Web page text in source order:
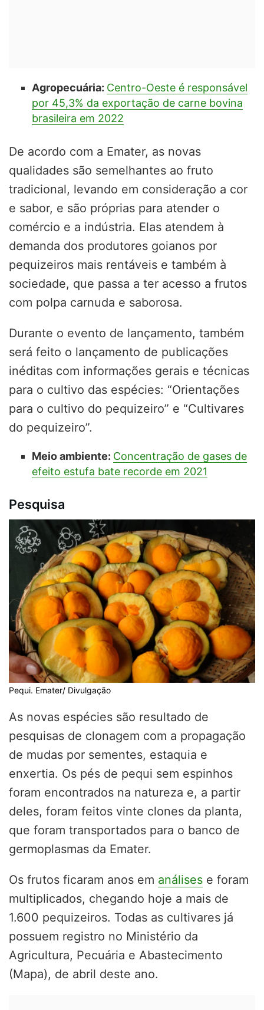
Agropecuária: Centro-Oeste é responsável
por 45,3% da exportação de carne bovina
brasileira em 2022
De acordo com a Emater, as novas
qualidades são semelhantes ao fruto
tradicional, levando em consideração a cor
e sabor, e são próprias para atender o
comércio e a indústria. Elas atendem à
demanda dos produtores goianos por
pequizeiros mais rentáveis e também à
sociedade, que passa a ter acesso a frutos
com polpa carnuda e saborosa.
Durante o evento de lançamento, também
será feito o lançamento de publicações
inéditas com informações gerais e técnicas
para o cultivo das espécies: “Orientações
para o cultivo do pequizeiro” e “Cultivares
do pequizeiro”.
Meio ambiente: Concentração de gases de
efeito estufa bate recorde em 2021
Pesquisa
Pequi. Emater/ Divulgação
As novas espécies são resultado de
pesquisas de clonagem com a propagação
de mudas por sementes, estaquia e
enxertia. Os pés de pequi sem espinhos
foram encontrados na natureza e, a partir
deles, foram feitos vinte clones da planta,
que foram transportados para o banco de
germoplasmas da Emater.
Os frutos ficaram anos em análises e foram
multiplicados, chegando hoje a mais de
1.600 pequizeiros. Todas as cultivares já
possuem registro no Ministério da
Agricultura, Pecuária e Abastecimento
(Mapa), de abril deste ano.